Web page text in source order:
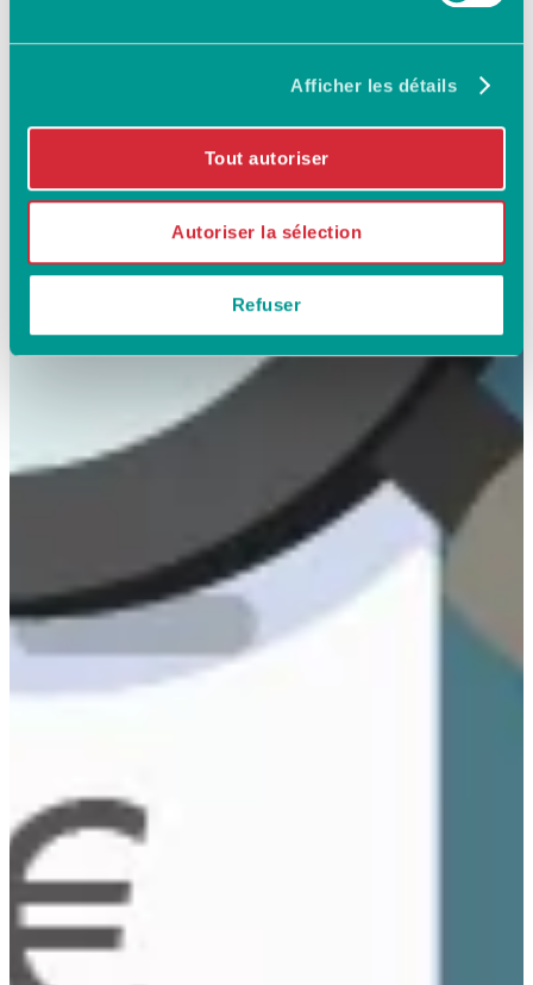
Afficher les détails
Tout autoriser
Autoriser la sélection
Refuser